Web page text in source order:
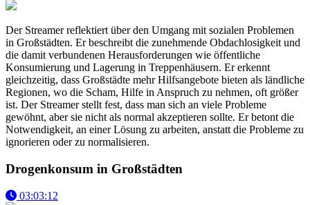
Der Streamer reflektiert über den Umgang mit sozialen Problemen
in Großstädten. Er beschreibt die zunehmende Obdachlosigkeit und
die damit verbundenen Herausforderungen wie öffentliche
Konsumierung und Lagerung in Treppenhäusern. Er erkennt
gleichzeitig, dass Großstädte mehr Hilfsangebote bieten als ländliche
Regionen, wo die Scham, Hilfe in Anspruch zu nehmen, oft größer
ist. Der Streamer stellt fest, dass man sich an viele Probleme
gewöhnt, aber sie nicht als normal akzeptieren sollte. Er betont die
Notwendigkeit, an einer Lösung zu arbeiten, anstatt die Probleme zu
ignorieren oder zu normalisieren.
Drogenkonsum in Großstädten
03:03:12